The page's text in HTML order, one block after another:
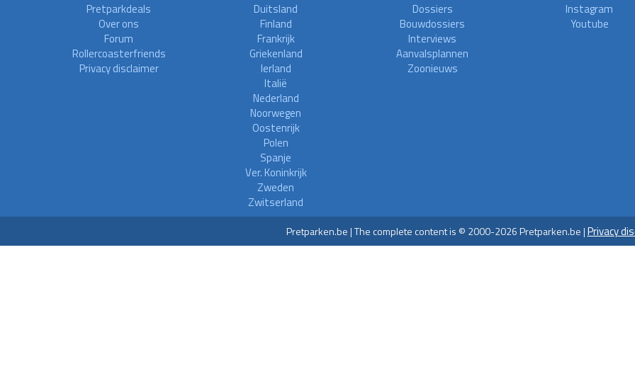
Pretparkdeals
Over ons
Forum
Rollercoasterfriends
Privacy disclaimer
Duitsland
Finland
Frankrijk
Griekenland
Ierland
Italië
Nederland
Noorwegen
Oostenrijk
Polen
Spanje
Ver. Koninkrijk
Zweden
Zwitserland
Dossiers
Bouwdossiers
Interviews
Aanvalsplannen
Zoonieuws
Instagram
Youtube
Pretparken.be | The complete content is © 2000-2026 Pretparken.be |Privacy